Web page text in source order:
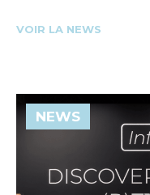
VOIR LA NEWS
NEWS